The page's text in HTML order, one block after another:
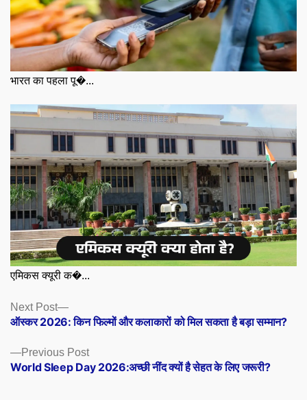
भारत का पहला पू�...
एमिकस क्यूरी क�...
Posts
navigation
Previous PostPrevious
post:
World Sleep Day 2026:अच्छी नींद क्यों है सेहत के लिए जरूरी?
Next Post
Next
post:
ऑस्कर 2026: किन फिल्मों और कलाकारों को मिल सकता है बड़ा सम्मान?